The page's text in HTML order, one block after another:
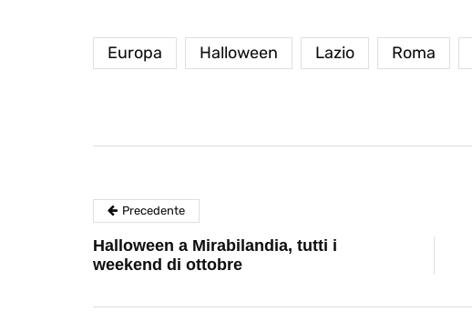
Europa Halloween Lazio Roma
il Louvre in
di 4 ore
Paros e la Grecia di
Immaturi il Viaggio
Precedente
Halloween a Mirabilandia, tutti i
weekend di ottobre